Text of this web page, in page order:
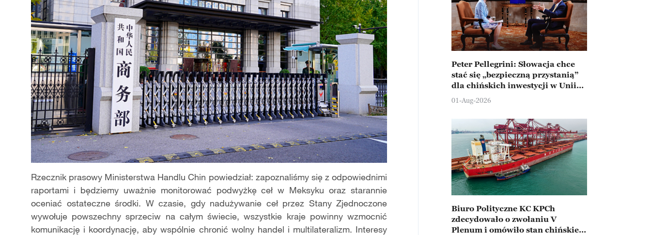
Rzecznik prasowy Ministerstwa Handlu Chin powiedział: zapoznaliśmy się z odpowiednimi
raportami i będziemy uważnie monitorować podwyżkę ceł w Meksyku oraz starannie
oceniać ostateczne środki. W czasie, gdy nadużywanie ceł przez Stany Zjednoczone
wywołuje powszechny sprzeciw na całym świecie, wszystkie kraje powinny wzmocnić
komunikację i koordynację, aby wspólnie chronić wolny handel i multilateralizm. Interesy
Peter Pellegrini: Słowacja chce
stać się „bezpieczną przystanią”
dla chińskich inwestycji w Unii
Europejskiej
01-Aug-2026
Biuro Polityczne KC KPCh
zdecydowało o zwołaniu V
Plenum i omówiło stan chińskiej